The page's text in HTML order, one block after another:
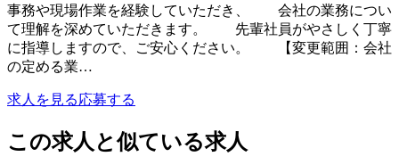
事務や現場作業を経験していただき、 会社の業務につい
て理解を深めていただきます。 先輩社員がやさしく丁寧
に指導しますので、ご安心ください。 【変更範囲：会社
の定める業…
求人を見る応募する
この求人と似ている求人